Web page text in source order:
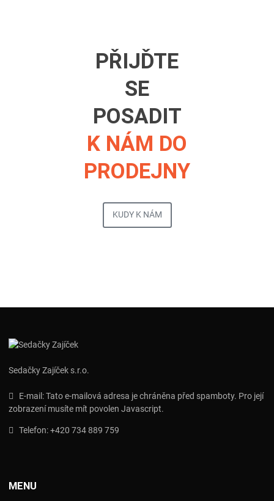
PŘIJĎTE
SE
POSADIT
K NÁM DO
PRODEJNY
KUDY K NÁM
Sedačky Zajíček s.r.o.
E-mail:Tato e-mailová adresa je chráněna před spamboty. Pro její
zobrazení musíte mít povolen Javascript.
Telefon:+420 734 889 759
MENU